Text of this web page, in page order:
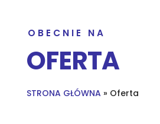
OBECNIE NA
OFERTA
STRONA GŁÓWNA» Oferta